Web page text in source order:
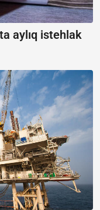
aylıq istehlak